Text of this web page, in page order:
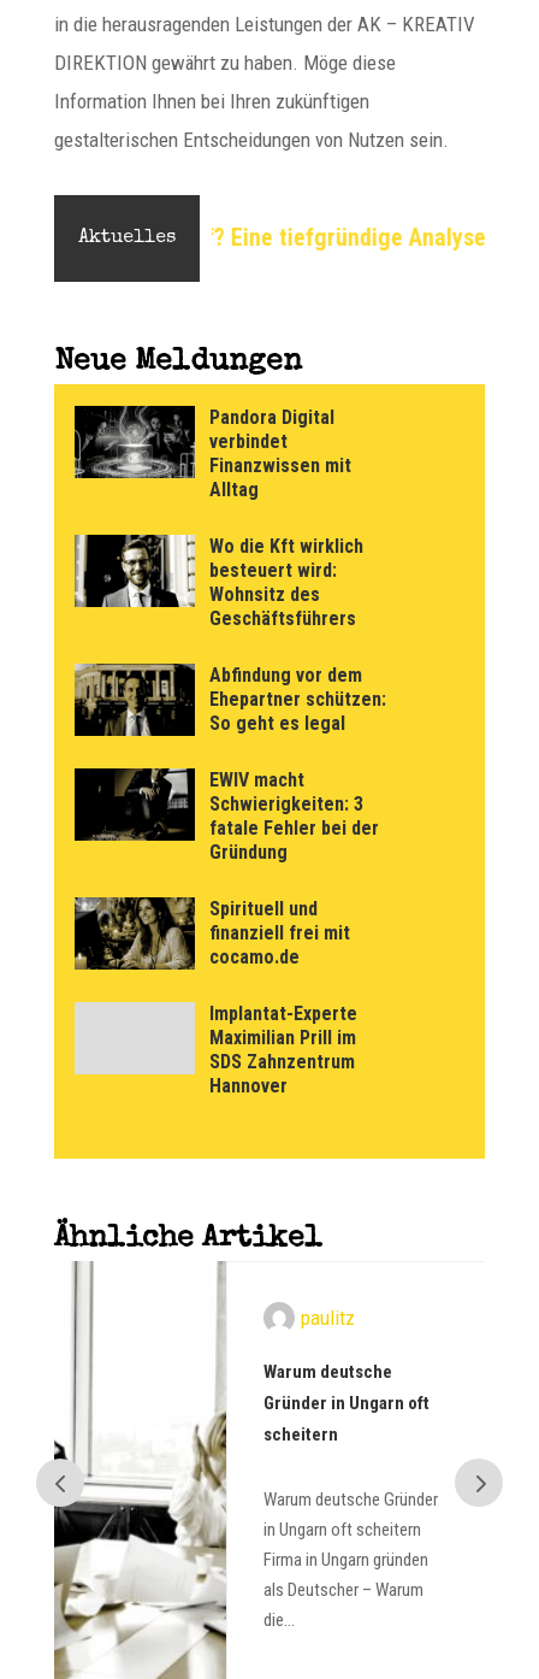
in die herausragenden Leistungen der AK – KREATIV
DIREKTION gewährt zu haben. Möge diese
Information Ihnen bei Ihren zukünftigen
gestalterischen Entscheidungen von Nutzen sein.
Aktuelles
Eine tiefgründige Analyse Flache Erde:
Neue Meldungen
Pandora Digital
verbindet
Finanzwissen mit
Alltag
Wo die Kft wirklich
besteuert wird:
Wohnsitz des
Geschäftsführers
Abfindung vor dem
Ehepartner schützen:
So geht es legal
EWIV macht
Schwierigkeiten: 3
fatale Fehler bei der
Gründung
Spirituell und
finanziell frei mit
cocamo.de
Implantat-Experte
Maximilian Prill im
SDS Zahnzentrum
Hannover
Ähnliche Artikel
paulitz
Warum deutsche
Gründer in Ungarn oft
scheitern
Warum deutsche Gründer
in Ungarn oft scheitern
Firma in Ungarn gründen
als Deutscher – Warum
die...